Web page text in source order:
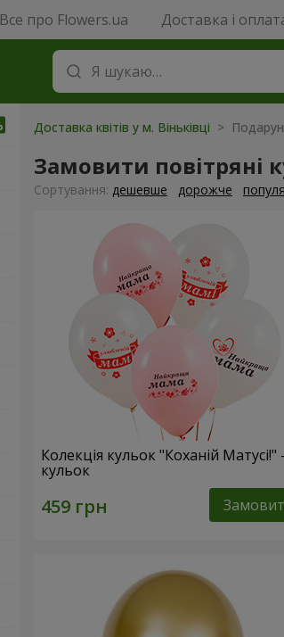
Все про Flowers.ua Доставка і
Доставка квітів у м. Віньківці >
Замовити повітряні
Сортування: дешевше дорожче
Колекція кульок "Коханій Матусі!"
кульок